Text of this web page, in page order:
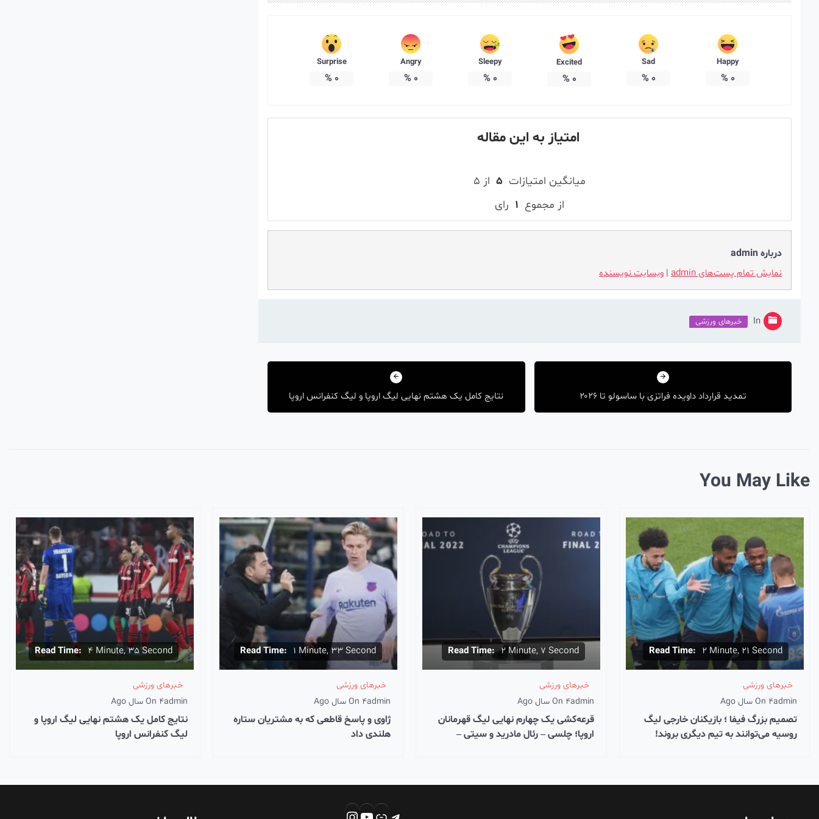
Happy
0
%
Sad
0
%
Excited
0
%
Sleepy
0
%
Angry
0
%
Surprise
0
%
امتیاز به این مقاله
میانگین امتیازات ۵ از ۵
از مجموع ۱ رای
درباره admin
نمایش تمام پست‌های admin | وبسایت نویسنده
In خبرهای ورزشی
راهبری
تمدید قرارداد داویده فراتزی با ساسولو تا ۲۰۲۶ نتایج کامل یک‌ هشتم نهایی لیگ اروپا و لیگ کنفرانس اروپا
You May Like
Read Time: 2 Minute, 21 Second
خبرهای ورزشی
admin
On 4 سال Ago
تصمیم بزرگ فیفا ؛ بازیکنان خارجی لیگ
روسیه می‌توانند به تیم دیگری بروند!
Read Time: 2 Minute, 7 Second
خبرهای ورزشی
admin
On 4 سال Ago
قرعه‌کشی یک چهارم نهایی لیگ قهرمانان
اروپا؛ چلسی – رئال مادرید و سیتی –
Read Time: 1 Minute, 33 Second
خبرهای ورزشی
admin
On 4 سال Ago
ژاوی و پاسخ قاطعی که به مشتریان ستاره
هلندی داد
Read Time: 4 Minute, 35 Second
خبرهای ورزشی
admin
On 4 سال Ago
نتایج کامل یک‌ هشتم نهایی لیگ اروپا و
لیگ کنفرانس اروپا
تلگرام
پیوندیوتیوب